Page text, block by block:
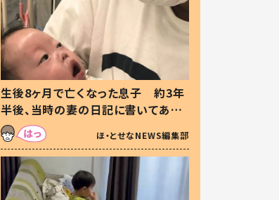
生後8ヶ月で亡くなった息子 約3年
半後、当時の妻の日記に書いてあっ
た本音とは
ほ・とせなNEWS編集部